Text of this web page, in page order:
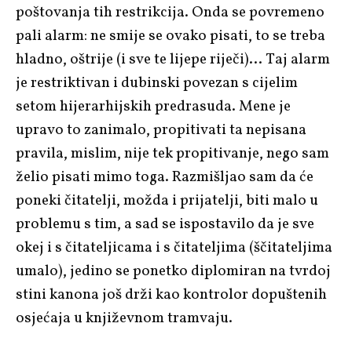
poštovanja tih restrikcija. Onda se povremeno
pali alarm: ne smije se ovako pisati, to se treba
hladno, oštrije (i sve te lijepe riječi)… Taj alarm
je restriktivan i dubinski povezan s cijelim
setom hijerarhijskih predrasuda. Mene je
upravo to zanimalo, propitivati ta nepisana
pravila, mislim, nije tek propitivanje, nego sam
želio pisati mimo toga. Razmišljao sam da će
poneki čitatelji, možda i prijatelji, biti malo u
problemu s tim, a sad se ispostavilo da je sve
okej i s čitateljicama i s čitateljima (ščitateljima
umalo), jedino se ponetko diplomiran na tvrdoj
stini kanona još drži kao kontrolor dopuštenih
osjećaja u književnom tramvaju.